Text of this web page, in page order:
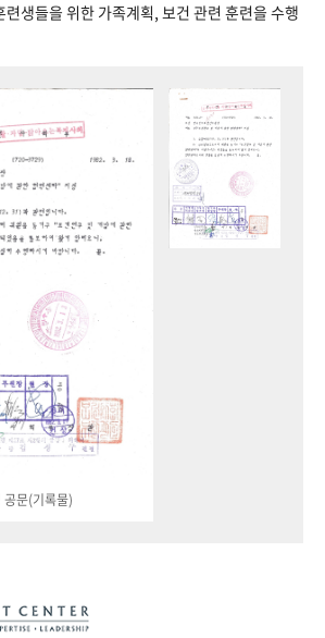
련생들을 위한 가족계획, 보건 관련 훈련을 수행
문(기록물)